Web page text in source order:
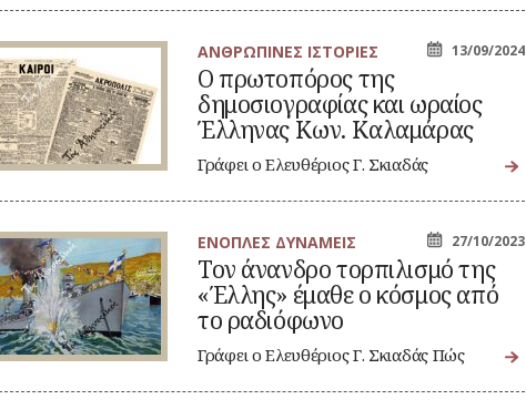
ΑΝΘΡΩΠΙΝΕΣ ΙΣΤΟΡΙΕΣ 13/09/2024
Ο πρωτοπόρος της
δημοσιογραφίας και ωραίος
Έλληνας Κων. Καλαμάρας
Γράφει ο Ελευθέριος Γ. Σκιαδάς
ΕΝΟΠΛΕΣ ΔΥΝΑΜΕΙΣ 27/10/2023
Τον άνανδρο τορπιλισμό της
«Έλλης» έμαθε ο κόσμος από
το ραδιόφωνο
Γράφει ο Ελευθέριος Γ. Σκιαδάς Πώς